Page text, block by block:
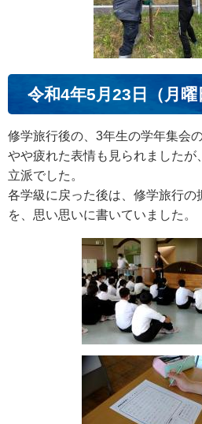
令和4年5月23日（月曜
修学旅行後の、3年生の学年集会の
やや疲れた表情も見られましたが
立派でした。
各学級に戻った後は、修学旅行の
を、思い思いに書いていました。